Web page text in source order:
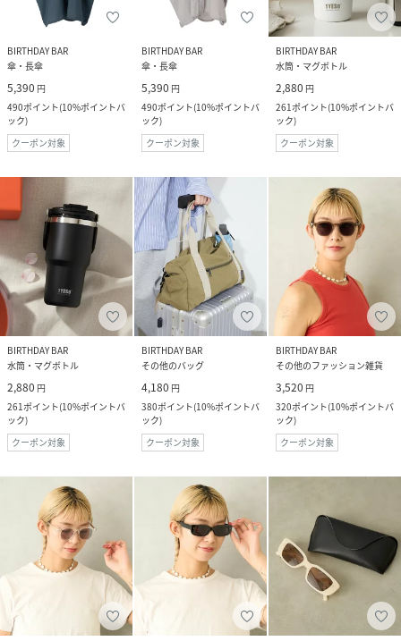
BIRTHDAY BAR
傘・長傘
5,390 円
490ポイント(10%ポイントバ
ック)
クーポン対象
BIRTHDAY BAR
傘・長傘
5,390 円
490ポイント(10%ポイントバ
ック)
クーポン対象
BIRTHDAY BAR
水筒・マグボトル
2,880 円
261ポイント(10%ポイントバ
ック)
クーポン対象
BIRTHDAY BAR
水筒・マグボトル
2,880 円
261ポイント(10%ポイントバ
ック)
クーポン対象
BIRTHDAY BAR
その他のバッグ
4,180 円
380ポイント(10%ポイントバ
ック)
クーポン対象
BIRTHDAY BAR
その他のファッション雑貨
3,520 円
320ポイント(10%ポイントバ
ック)
クーポン対象